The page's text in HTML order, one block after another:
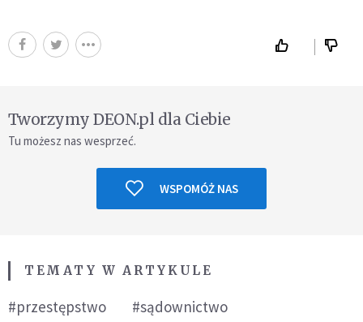
Tworzymy DEON.pl dla Ciebie
Tu możesz nas wesprzeć.
WSPOMÓŻ NAS
TEMATY W ARTYKULE
#przestępstwo #sądownictwo